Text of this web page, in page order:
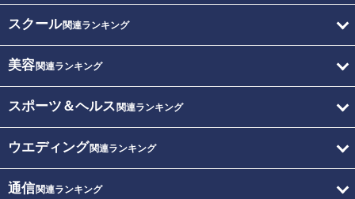
スクール関連ランキング
美容関連ランキング
スポーツ＆ヘルス 関連ランキング
ウエディング関連ランキング
通信関連ランキング